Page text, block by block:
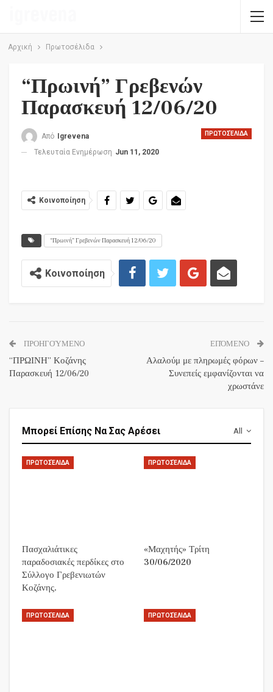
Αρχική Πρωτοσέλιδα
“Πρωινή” Γρεβενών
Παρασκευή 12/06/20
ΠΡΩΤΟΣΈΛΙΔΑ
Από Igrevena
Τελευταία Ενημέρωση Jun 11, 2020
Κοινοποίηση
“Πρωινή” Γρεβενών Παρασκευή 12/06/20
Κοινοποίηση
ΠΡΟΗΓΟΎΜΕΝΟ
“ΠΡΩΙΝΗ” Κοζάνης
Παρασκευή 12/06/20
ΕΠΌΜΕΝΟ
Αλαλούμ με πληρωμές φόρων –
Συνεπείς εμφανίζονται να
χρωστάνε
All
Μπορεί Επίσης Να Σας Αρέσει
ΠΡΩΤΟΣΈΛΙΔΑ
Πασχαλιάτικες
παραδοσιακές περδίκες στο
Σύλλογο Γρεβενιωτών
Κοζάνης.
ΠΡΩΤΟΣΈΛΙΔΑ
«Μαχητής» Τρίτη
30/06/2020
ΠΡΩΤΟΣΈΛΙΔΑ ΠΡΩΤΟΣΈΛΙΔΑ